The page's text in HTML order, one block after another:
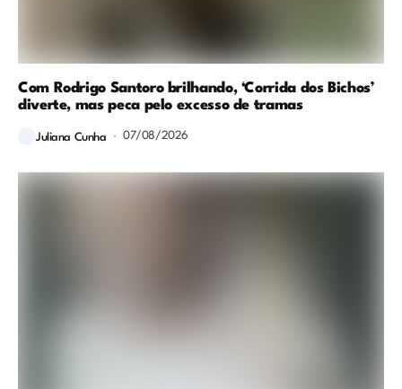
Com Rodrigo Santoro brilhando, ‘Corrida dos Bichos’
diverte, mas peca pelo excesso de tramas
Juliana Cunha 07/08/2026